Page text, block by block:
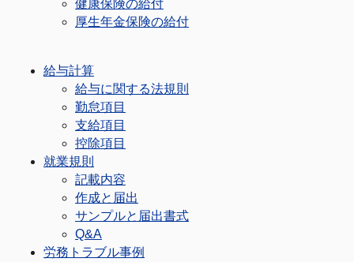
健康保険の給付
厚生年金保険の給付
給与計算
給与に関する法規則
勤怠項目
支給項目
控除項目
就業規則
記載内容
作成と届出
サンプルと届出書式
Q&A
労務トラブル事例